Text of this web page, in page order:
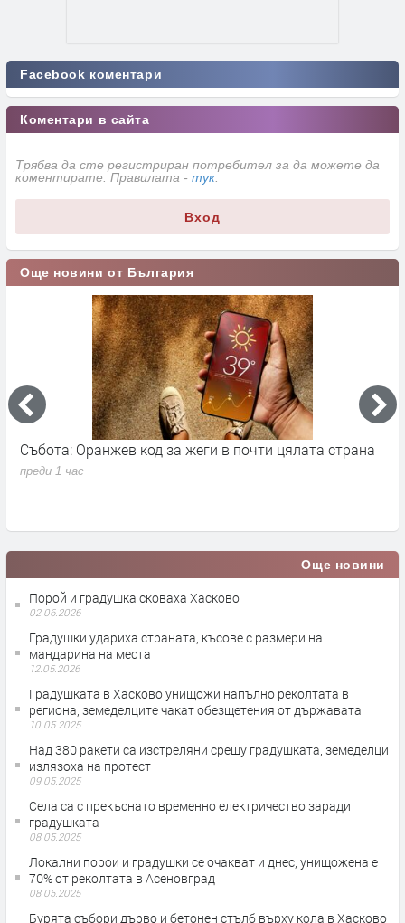
Facebook коментари
Коментари в сайта
Трябва да сте регистриран потребител за да можете да
коментирате. Правилата - тук
Вход
Още новини от България
Събота: Оранжев код за жеги в почти цялата страна
преди 1 час
Още новини
Порой и градушка сковаха Хасково
02.06.2026
Градушки удариха страната, късове с размери на
мандарина на места
12.05.2026
Градушката в Хасково унищожи напълно реколтата в
региона, земеделците чакат обезщетения от държавата
10.05.2025
Над 380 ракети са изстреляни срещу градушката, земеделци
излязоха на протест
09.05.2025
Села са с прекъснато временно електричество заради
градушката
08.05.2025
Локални порои и градушки се очакват и днес, унищожена е
70% от реколтата в Асеновград
08.05.2025
Бурята събори дърво и бетонен стълб върху кола в Хасково